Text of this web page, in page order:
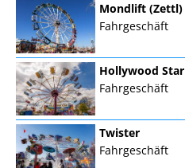
Mondlift (Zettl)
Fahrgeschäft
Hollywood Star
Fahrgeschäft
Twister
Fahrgeschäft